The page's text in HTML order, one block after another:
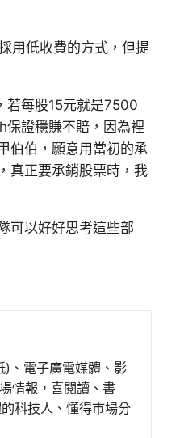
用低收費的方式，但提
若每股15元就是7500
保證穩賺不賠，因為裡
伯伯，願意用當初的承
真正要承銷股票時，我
可以好好思考這些部
)、電子廣電媒體、影
情報，喜閱讀、書
科技人、懂得市場分